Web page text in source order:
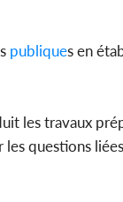
publiques en
les travaux
les questions